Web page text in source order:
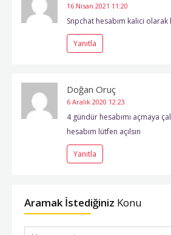
16 Nisan 2021 11:20
Snpchat hesabım kalici
Yanıtla
Doğan Oruç
6 Aralık 2020 12:23
4 gündür hesabımı açmaya
hesabım lütfen açılsın
Yanıtla
Aramak İstediğiniz Konu